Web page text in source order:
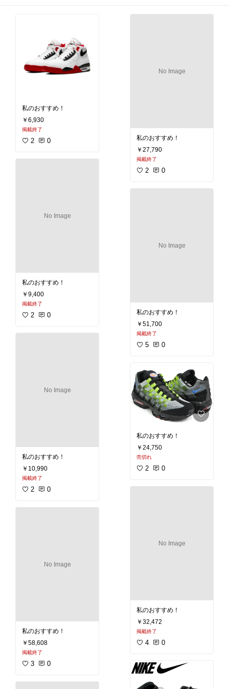
私のおすすめ！
￥6,930
掲載終了
2 0
No Image
私のおすすめ！
￥9,400
掲載終了
2 0
No Image
私のおすすめ！
￥10,990
掲載終了
2 0
No Image
私のおすすめ！
￥58,608
掲載終了
3 0
No Image
私のおすすめ！
￥27,790
掲載終了
2 0
No Image
私のおすすめ！
￥51,700
掲載終了
5 0
私のおすすめ！
￥24,750
売切れ
2 0
No Image
私のおすすめ！
￥32,472
掲載終了
4 0